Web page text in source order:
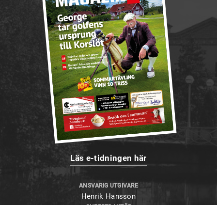
Läs e-tidningen här
ANSVARIG UTGIVARE
Henrik Hansson